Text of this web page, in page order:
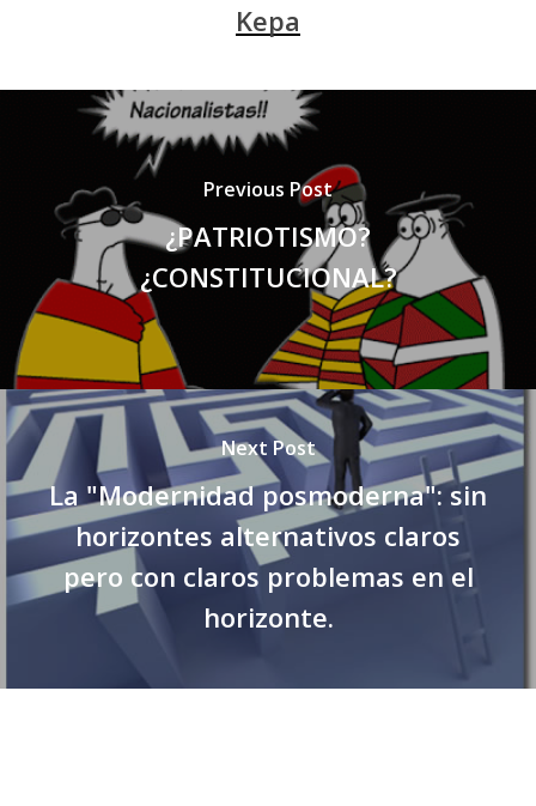
Kepa
Previous Post
¿PATRIOTISMO?
¿CONSTITUCIONAL?
Next Post
La "Modernidad posmoderna": sin
horizontes alternativos claros
pero con claros problemas en el
horizonte.